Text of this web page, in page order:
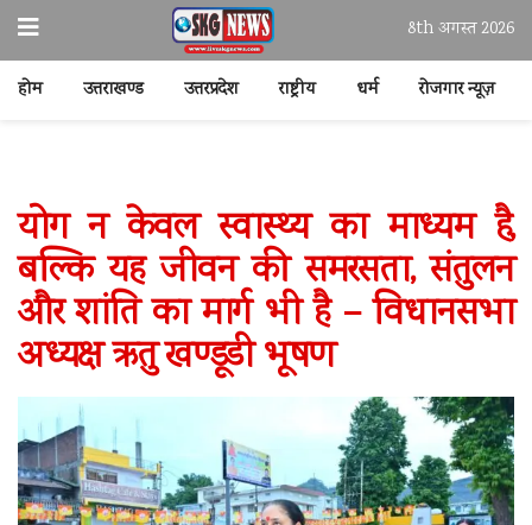
8th अगस्त 2026
होम उत्तराखण्ड उत्तरप्रदेश राष्ट्रीय धर्म रोजगार न्यूज़
योग न केवल स्वास्थ्य का माध्यम है,
बल्कि यह जीवन की समरसता, संतुलन
और शांति का मार्ग भी है – विधानसभा
अध्यक्ष ऋतु खण्डूडी भूषण